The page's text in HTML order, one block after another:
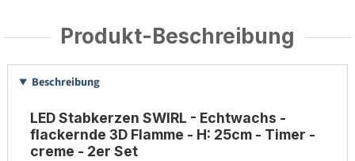
Produkt-Beschreibung
Beschreibung
LED Stabkerzen SWIRL - Echtwachs -
flackernde 3D Flamme - H: 25cm - Timer -
creme - 2er Set